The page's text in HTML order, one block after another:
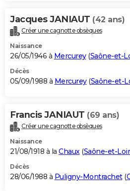
Jacques JANIAUT (42 ans)
Créer une cagnotte obsèques
Naissance
26/05/1946 à Mercurey(Saône-et-
Décès
05/09/1988 à Mercurey(Saône-et-
Francis JANIAUT (69 ans)
Créer une cagnotte obsèques
Naissance
21/08/1918 à la Chaux(Saône-et-
Décès
28/06/1988 à Puligny-Montrachet(